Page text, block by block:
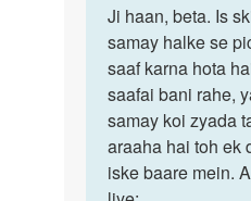
to
Sex
karne
ke
liye
ling
ka…
Ji
haan,
beta.
Is
skin
ko…
Ji haan, beta. Is
samay halke se
saaf karna hota
saafai bani rahe,
samay koi zyada
araaha hai toh ek
iske baare mein.